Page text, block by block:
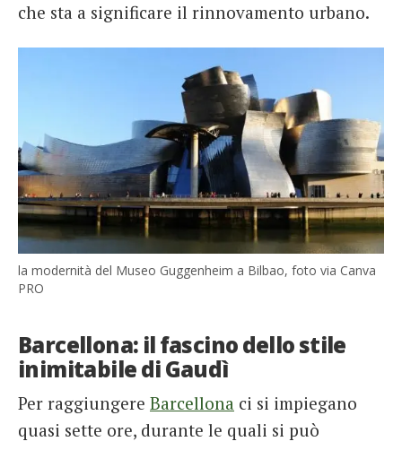
che sta a significare il rinnovamento urbano.
la modernità del Museo Guggenheim a Bilbao, foto via Canva
PRO
Barcellona: il fascino dello stile
inimitabile di Gaudì
Per raggiungere Barcellona ci si impiegano
quasi sette ore, durante le quali si può